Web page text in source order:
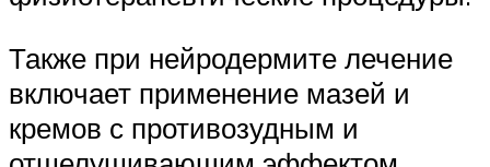
Также при нейродермите лечение
включает применение мазей и
кремов с противозудным и